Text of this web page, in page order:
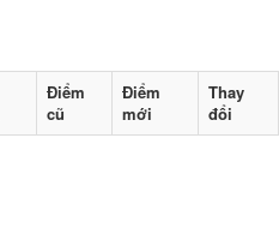
Điểm
cũ
Điểm
mới
Thay
đổi